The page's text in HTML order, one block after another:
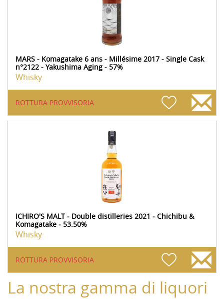
MARS - Komagatake 6 ans - Millésime 2017 - Single Cask
n°2122 - Yakushima Aging - 57%
Whisky
ROTTURA PROVVISORIA
ICHIRO'S MALT - Double distilleries 2021 - Chichibu &
Komagatake - 53.50%
Whisky
ROTTURA PROVVISORIA
La nostra gamma di liquori